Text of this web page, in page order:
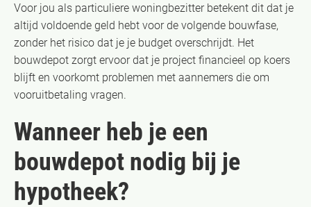
Voor jou als particuliere woningbezitter betekent dit dat je
altijd voldoende geld hebt voor de volgende bouwfase,
zonder het risico dat je je budget overschrijdt. Het
bouwdepot zorgt ervoor dat je project financieel op koers
blijft en voorkomt problemen met aannemers die om
vooruitbetaling vragen.
Wanneer heb je een
bouwdepot nodig bij je
hypotheek?